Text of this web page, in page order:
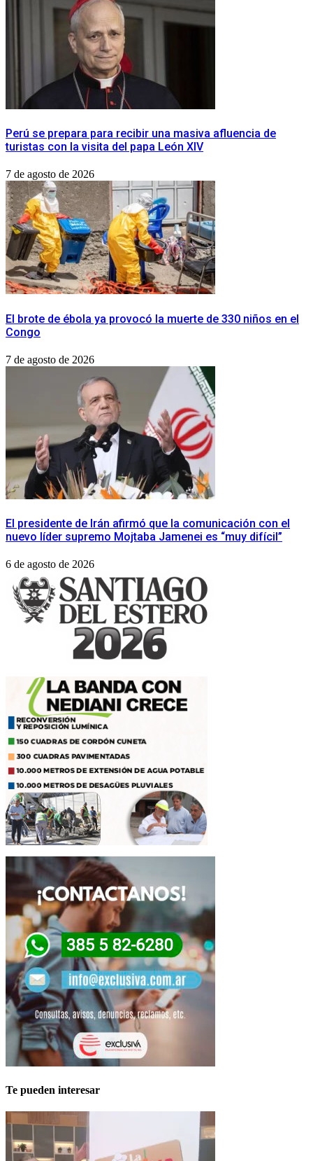
Perú se prepara para recibir una masiva afluencia de
turistas con la visita del papa León XIV
7 de agosto de 2026
El brote de ébola ya provocó la muerte de 330 niños en el
Congo
7 de agosto de 2026
El presidente de Irán afirmó que la comunicación con el
nuevo líder supremo Mojtaba Jamenei es “muy difícil”
6 de agosto de 2026
Te pueden interesar